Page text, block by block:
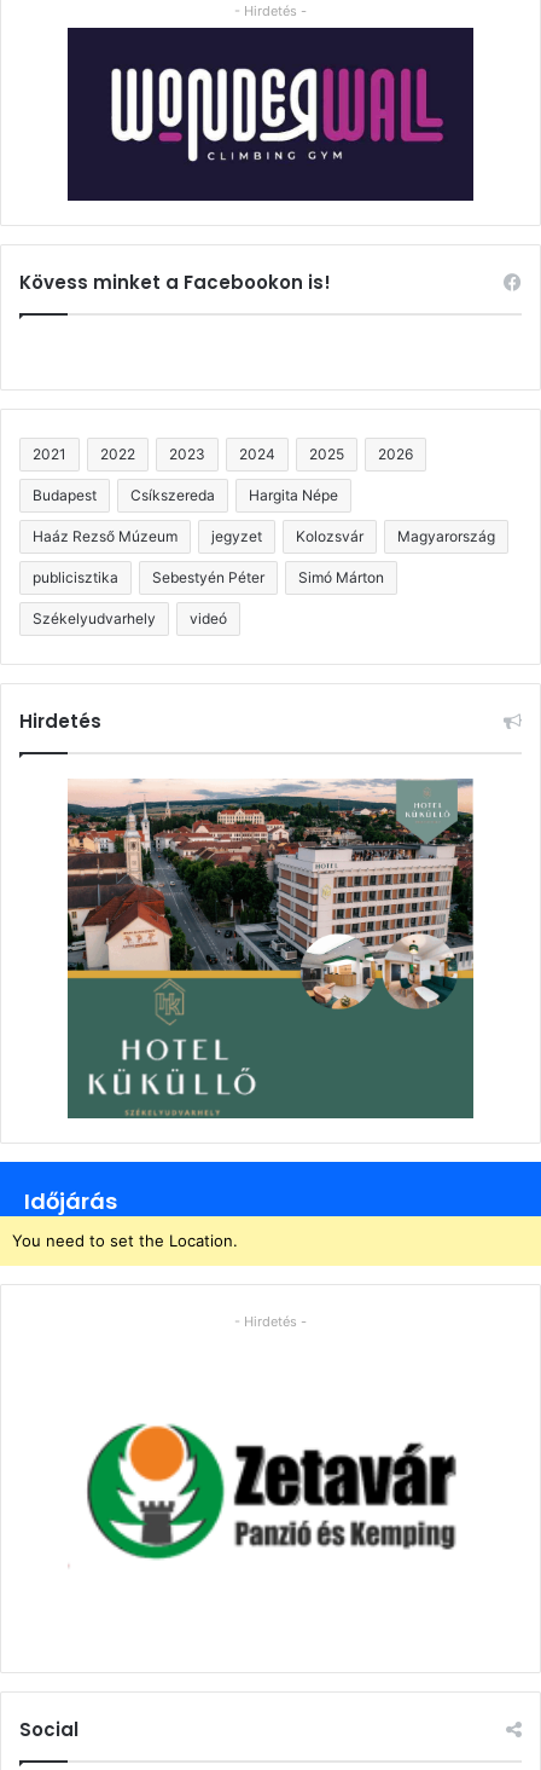
- Hirdetés -
Kövess minket a Facebookon is!
2021 2022 2023 2024 2025 2026
Budapest Csíkszereda Hargita Népe
Haáz Rezső Múzeum jegyzet Kolozsvár Magyarország
publicisztika Sebestyén Péter Simó Márton
Székelyudvarhely videó
Hirdetés
Időjárás
You need to set the Location.
- Hirdetés -
Social